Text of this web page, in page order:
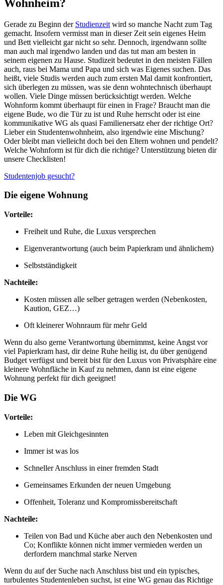
Wohnheim?
Gerade zu Beginn der Studienzeit wird so manche Nacht zum Tag
gemacht. Insofern vermisst man in dieser Zeit sein eigenes Heim
und Bett vielleicht gar nicht so sehr. Dennoch, irgendwann sollte
man auch mal irgendwo landen und das tut man am besten in
seinem eigenen zu Hause. Studizeit bedeutet in den meisten Fällen
auch, raus bei Mama und Papa und sich was Eigenes suchen. Das
heißt, viele Studis werden auch zum ersten Mal damit konfrontiert,
sich überlegen zu müssen, was sie denn wohntechnisch überhaupt
wollen. Viele Dinge müssen berücksichtigt werden. Welche
Wohnform kommt überhaupt für einen in Frage? Braucht man die
eigene Bude, wo die Tür zu ist und Ruhe herrscht oder ist eine
kommunikative WG als quasi Familienersatz eher der richtige Ort?
Lieber ein Studentenwohnheim, also irgendwie eine Mischung?
Oder bleibt man vielleicht doch bei den Eltern wohnen und pendelt?
Welche Wohnform ist für dich die richtige? Unterstützung bieten dir
unsere Checklisten!
Studentenjob gesucht?
Die eigene Wohnung
Vorteile:
Freiheit und Ruhe, die Luxus versprechen
Eigenverantwortung (auch beim Papierkram und ähnlichem)
Selbstständigkeit
Nachteile:
Kosten müssen alle selber getragen werden (Nebenkosten,
Kaution, GEZ…)
Oft kleinerer Wohnraum für mehr Geld
Wenn du also gerne Verantwortung übernimmst, keine Angst vor
viel Papierkram hast, dir deine Ruhe heilig ist, du über genügend
Budget verfügst und bereit bist für den Luxus von Privatsphäre eine
kleinere Wohnfläche in Kauf zu nehmen, dann ist eine eigene
Wohnung perfekt für dich geeignet!
Die WG
Vorteile:
Leben mit Gleichgesinnten
Immer ist was los
Schneller Anschluss in einer fremden Stadt
Gemeinsames Erkunden der neuen Umgebung
Offenheit, Toleranz und Kompromissbereitschaft
Nachteile:
Teilen von Bad und Küche aber auch den Nebenkosten und
Co; Konflikte können nicht immer vermieden werden un
derfordern manchmal starke Nerven
Wenn du auf der Suche nach Anschluss bist und ein typisches,
turbulentes Studentenleben suchst, ist eine WG genau das Richtige